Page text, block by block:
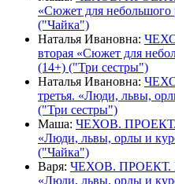
«Сюжет для небольшого
("Чайка")
Наталья Ивановна:
вторая «Сюжет для
(14+) ("Три сестры")
Наталья Ивановна:
третья. «Люди, львы,
("Три сестры")
Маша: ЧЕХОВ. ПРОЕКТ.
«Люди, львы, орлы и
("Чайка")
Варя: ЧЕХОВ. ПРОЕКТ.
«Люди, львы, орлы и